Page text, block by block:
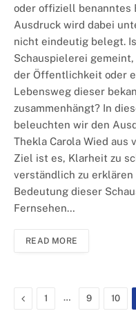
oder offiziell benanntes
Ausdruck wird dabei
nicht eindeutig belegt.
Schauspielerei
der Öffentlichkeit oder
Lebensweg dieser
zusammenhängt? In
beleuchten wir den
Thekla Carola Wied aus
Ziel ist es, Klarheit zu
verständlich zu
Bedeutung dieser
Fernsehen…
READ MORE
Previous
1 … 9 10